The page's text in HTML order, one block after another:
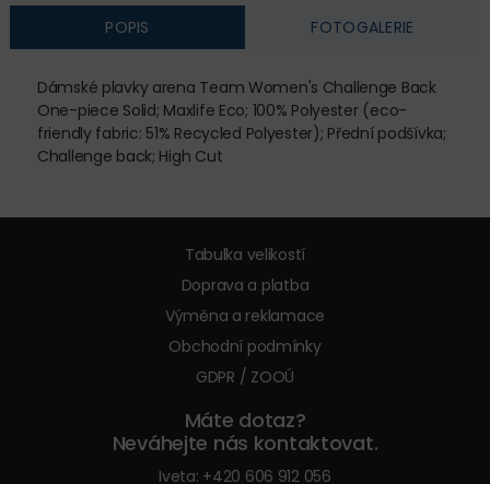
POPIS FOTOGALERIE
Dámské plavky arena Team Women's Challenge Back
One-piece Solid; Maxlife Eco; 100% Polyester (eco-
friendly fabric: 51% Recycled Polyester); Přední podšívka;
Challenge back; High Cut
Tabulka velikostí
Doprava a platba
Výměna a reklamace
Obchodní podmínky
GDPR / ZOOÚ
Máte dotaz?
Neváhejte nás kontaktovat.
Iveta: +420 606 912 056